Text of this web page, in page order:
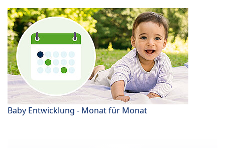
Baby Entwicklung - Monat für Monat